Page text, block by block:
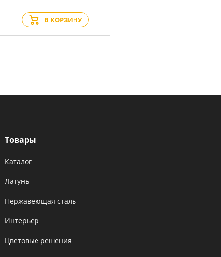
В КОРЗИНУ
Товары
Каталог
Латунь
Нержавеющая сталь
Интерьер
Цветовые решения